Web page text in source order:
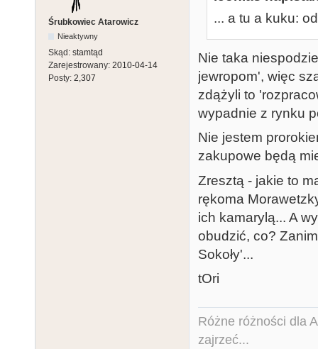
Śrubkowiec Atarowicz
Nieaktywny
Skąd: stamtąd
Zarejestrowany: 2010-04-14
Posty: 2,307
... a tu a kuku:
Nie taka
jewropom', więc
zdążyli to
wypadnie z rynku
Nie jestem
zakupowe będą
Zresztą - jakie to
rękoma
ich kamarylą... A
obudzić, co?
Sokoły'...
tOri
Różne różności dla
zajrzeć...